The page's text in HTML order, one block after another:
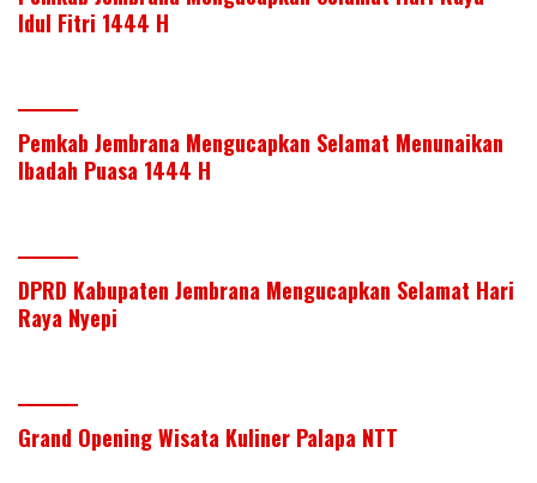
Idul Fitri 1444 H
Pemkab Jembrana Mengucapkan Selamat Menunaikan
Ibadah Puasa 1444 H
DPRD Kabupaten Jembrana Mengucapkan Selamat Hari
Raya Nyepi
Grand Opening Wisata Kuliner Palapa NTT